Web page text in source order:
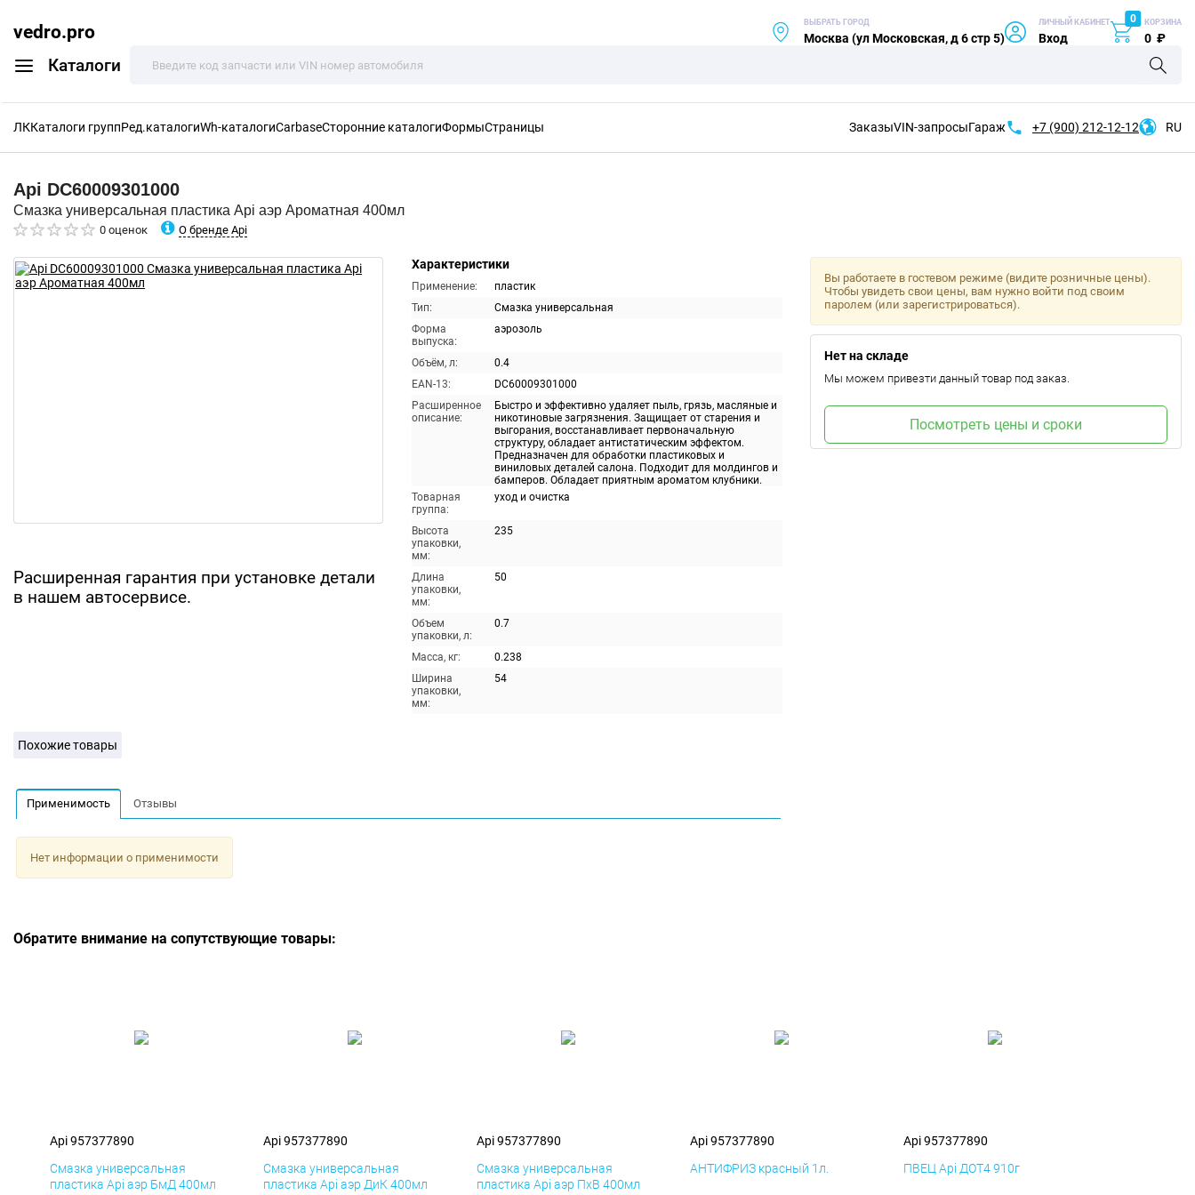
vedro.pro
Каталоги
ВЫБРАТЬ ГОРОД
Москва (ул Московская, д 6 стр 5)
ЛИЧНЫЙ КАБИНЕТ
Вход
0 КОРЗИНА
0 ₽
ЛККаталоги группРед.каталогиWh-каталогиCarbaseСторонние каталогиФормыСтраницы ЗаказыVIN-запросыГараж +7 (900) 212-12-12 RU
Api DC60009301000
Смазка универсальная пластика Api аэр Ароматная 400мл
0 оценок О бренде Api
Расширенная гарантия при установке детали
в нашем автосервисе.
Характеристики
Применение:
пластик
Тип:
Смазка универсальная
Форма
выпуска:
аэрозоль
Объём, л:
0.4
EAN-13:
DC60009301000
Расширенное
описание:
Быстро и эффективно удаляет пыль, грязь, масляные и
никотиновые загрязнения. Защищает от старения и
выгорания, восстанавливает первоначальную
структуру, обладает антистатическим эффектом.
Предназначен для обработки пластиковых и
виниловых деталей салона. Подходит для молдингов и
бамперов. Обладает приятным ароматом клубники.
Товарная
группа:
уход и очистка
Высота
упаковки,
мм:
235
Длина
упаковки,
мм:
50
Объем
упаковки, л:
0.7
Масса, кг:
0.238
Ширина
упаковки,
мм:
54
Вы работаете в гостевом режиме (видите розничные цены).
Чтобы увидеть свои цены, вам нужно войти под своим
паролем (или зарегистрироваться).
Нет на складе
Мы можем привезти данный товар под заказ.
Посмотреть цены и сроки
Похожие товары
Применимость Отзывы
Нет информации о применимости
Обратите внимание на сопутствующие товары:
Api 957377890
Смазка универсальная
пластика Api аэр БмД 400мл
Api 957377890
Смазка универсальная
пластика Api аэр ДиК 400мл
Api 957377890
Смазка универсальная
пластика Api аэр ПхВ 400мл
Api 957377890
АНТИФРИЗ красный 1л.
Api 957377890
ПВЕЦ Api ДОТ4 910г